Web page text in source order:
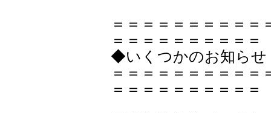
＝＝＝＝＝＝＝＝＝＝
＝＝＝＝＝＝＝＝＝＝
◆いくつかのお知らせ
＝＝＝＝＝＝＝＝＝＝
＝＝＝＝＝＝＝＝＝＝